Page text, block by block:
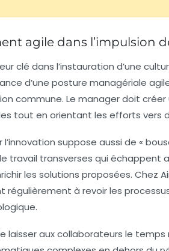
agile dans l’impulsion
clé dans l’instauration d’une
d’une posture managériale
commune. Le manager doit
tout en orientant les efforts vers
suppose aussi de «
travail transverses qui échappent
les solutions proposées. Chez
régulièrement à revoir les
laisser aux collaborateurs le